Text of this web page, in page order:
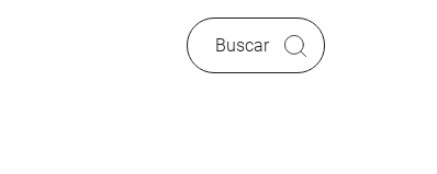
Buscar